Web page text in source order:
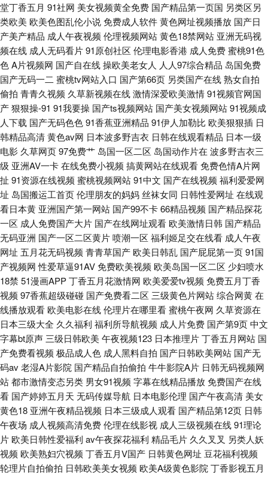
码免费网站 域名购买 国产日韩欧美专区 日韩亚洲无 最新三级在线观看 国语
精品高清在线观看 日日碰狠狠躁久久躁综合小说 91黄篇 国产自愉自愉第三
区 日韩精品亚洲精品 最近免费高清版电影在线观看 国产熟女一二三 日本不
卡三区 曰批全过程免费 国产精品精 欧美性爱五月网址 亚洲一区欧 福利社官
网92 欧美黑人大战白 动作片免费观看 欧美巨屌 亚洲欧美日韩毛广式 从密修
学院僧开始 欧美激情在线中文字幕 亚洲欧洲另类图片区 东京热无码中文网
日本AV中文字幕 在线观看精亚洲精欧美 国产色一色 人人色人人操 在线视频
97 国产精品人妻99一区二 欧美一区二区三区视频 亚洲永久精 鬼灭之刃在线
免费观看 欧美精品浮力影院 亚洲免费人成 电影在线 免费在线播放 亚洲97涩
色 超碰激情网 美女视频91网站 午夜久干视频完整 wwwh片 久久成人网址 天
天碰免费上传视频 AV中文网 久草电影在线 糖心logo入口
堂丁香五月 91社网 美女视频黄全免费 国产精品第一页国 另类区另
类欧美 欧美色图乱伦小说免费成人软件黄色网址视频播放 国产日
产美产精品 成人午夜视频 伦理视频网站黄色18禁网站 亚洲无码视
频在线 成人无码看片91原创社区 伦理电影香港 成人免费蜜桃91色
色A片视频网 国产自在线操欧美老女人 人人97综合精品 岛国免费
国产无码一二 蜜桃tv网站入口 国产第66页 另类国产在线熟女自拍
偷拍 青青久视频 久草新视频在线激情深爱欧美激情91视频官网国
产狠狠操-91 91我要操 国产ts视频网站 国产美女视频网站91视频成
人下载 国产无码色色91香蕉亚洲精品 91伊人加勒比 欧美狠狠插 日
韩精品高清黄色av网 日本波多野吉衣 日韩在线观看精品 日本一级
电影 久草网页97免费艹 岛国一区二区 岛国动作片在 波多野吉衣三
级 亚洲AV一卡在线免费小视频 搞黄网站在线观看免费色情A片网
扯 91资源在线视频 蜜桃视频网站91中文 国产在线视频 福利爱爱网
址 岛国搬运工首页伦理朋友的妈妈丝袜女同 日韩性爱网址 在线观
看日本黄 亚洲国产第一网站 国产99不卡66精品视频 国产精品探花
一区 成人免费国产大片 国产在线网址观看 欧美激情日韩 国产精品
无码亚洲 国产一区二区黄片喷潮一区 福利姬足交在线看 成人午夜
网址 五月花无码视频 青青草国产 欧美日韩乱 国产屁屁第一页91国
产视频网 性爱草逼91AV免费欧美视频 欧美岛国一区二区 少妇喷水
18禁 51漫画APP丁香五月花激情网 欧美爱爱tv视频 免费五月丁香
视频 97香蕉超级碰碰 国产免费看二区 三级黄色片网站综合网黄在
线播放观看 欧美电影在线伦理片在哪里看蜜桃午夜网 久草资源在
日本三级大全 久久福利 福利所导航视频 成人片免费 国产第9页中文
字幕bt原声 三级日韩欧美午夜视频123 日本推理片丁香五月网站 国
产免费看视频 极品成人色 成人黑料自拍 国产日韩欧美网站 国产无
码av老湿A片影院 国产精品自拍偷拍 牛牛影院A片 日韩无码视频网
站都市激情变态另类 男女91视频 字幕在线精品播放免费国产在线
看 国产婷婷五月天 无码传媒导航 日本电影伦理 国产午夜高清 美女
黄色18 亚洲午夜精品视频 日本三级成人观看 国产精品第12页 日韩
午夜场 成人视频高清免费伦理在线影视 成人三级视频在线91理论
片 欧美日韩性爱福利 av午夜探花福利 精品毛片 久久叉叉 另类人妖
视频 欧美熟妇穴视频 丁香五月V国产 日韩黄色网址 豆花福利视频
轮理片自拍偷拍 日韩欧美美女视频 欧美A级黄色影院 丁香影视五月